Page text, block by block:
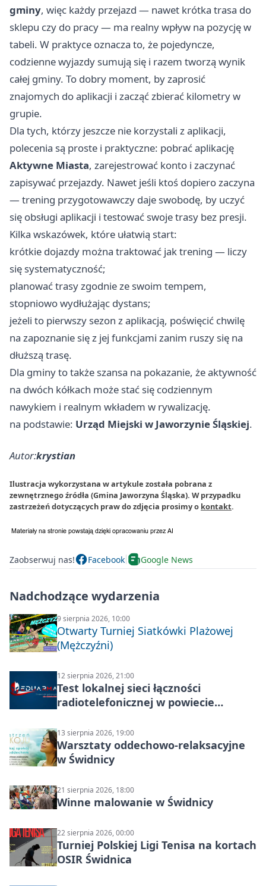
gminy, więc każdy przejazd — nawet krótka trasa do
sklepu czy do pracy — ma realny wpływ na pozycję w
tabeli. W praktyce oznacza to, że pojedyncze,
codzienne wyjazdy sumują się i razem tworzą wynik
całej gminy. To dobry moment, by zaprosić
znajomych do aplikacji i zacząć zbierać kilometry w
grupie.
Dla tych, którzy jeszcze nie korzystali z aplikacji,
polecenia są proste i praktyczne: pobrać aplikację
Aktywne Miasta, zarejestrować konto i zaczynać
zapisywać przejazdy. Nawet jeśli ktoś dopiero zaczyna
— trening przygotowawczy daje swobodę, by uczyć
się obsługi aplikacji i testować swoje trasy bez presji.
Kilka wskazówek, które ułatwią start:
krótkie dojazdy można traktować jak trening — liczy
się systematyczność;
planować trasy zgodnie ze swoim tempem,
stopniowo wydłużając dystans;
jeżeli to pierwszy sezon z aplikacją, poświęcić chwilę
na zapoznanie się z jej funkcjami zanim ruszy się na
dłuższą trasę.
Dla gminy to także szansa na pokazanie, że aktywność
na dwóch kółkach może stać się codziennym
nawykiem i realnym wkładem w rywalizację.
na podstawie: Urząd Miejski w Jaworzynie Śląskiej.
Autor:krystian
Ilustracja wykorzystana w artykule została pobrana z
zewnętrznego źródła (Gmina Jaworzyna Śląska). W przypadku
zastrzeżeń dotyczących praw do zdjęcia prosimy o kontakt.
Zaobserwuj nas! Facebook Google News
Nadchodzące wydarzenia
9 sierpnia 2026, 10:00
Otwarty Turniej Siatkówki Plażowej
(Mężczyźni)
12 sierpnia 2026, 21:00
Test lokalnej sieci łączności
radiotelefonicznej w powiecie
13 sierpnia 2026, 19:00
Warsztaty oddechowo-relaksacyjne
w Świdnicy
21 sierpnia 2026, 18:00
Winne malowanie w Świdnicy
22 sierpnia 2026, 00:00
Turniej Polskiej Ligi Tenisa na kortach
OSIR Świdnica